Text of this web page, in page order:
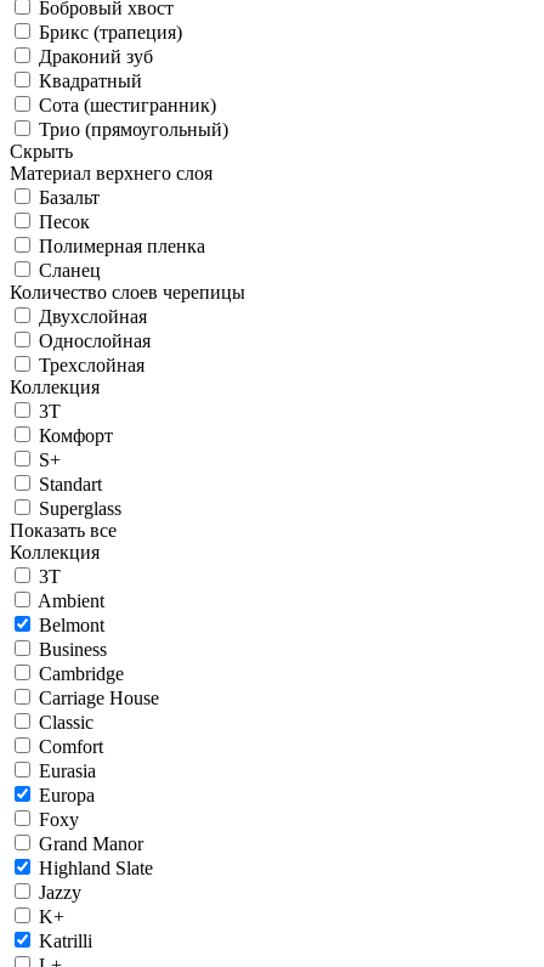
Бобровый хвост
Брикс (трапеция)
Драконий зуб
Квадратный
Сота (шестигранник)
Трио (прямоугольный)
Скрыть
Материал верхнего слоя
Базальт
Песок
Полимерная пленка
Сланец
Количество слоев черепицы
Двухслойная
Однослойная
Трехслойная
Коллекция
3T
Комфорт
S+
Standart
Superglass
Показать все
Коллекция
3T
Ambient
Belmont
Business
Cambridge
Carriage House
Classic
Comfort
Eurasia
Europa
Foxy
Grand Manor
Highland Slate
Jazzy
K+
Katrilli